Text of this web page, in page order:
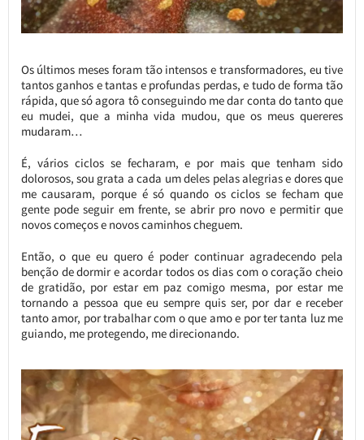
Os últimos meses foram tão intensos e transformadores, eu tive
tantos ganhos e tantas e profundas perdas, e tudo de forma tão
rápida, que só agora tô conseguindo me dar conta do tanto que
eu mudei, que a minha vida mudou, que os meus quereres
mudaram…
É, vários ciclos se fecharam, e por mais que tenham sido
dolorosos, sou grata a cada um deles pelas alegrias e dores que
me causaram, porque é só quando os ciclos se fecham que
gente pode seguir em frente, se abrir pro novo e permitir que
novos começos e novos caminhos cheguem.
Então, o que eu quero é poder continuar agradecendo pela
benção de dormir e acordar todos os dias com o coração cheio
de gratidão, por estar em paz comigo mesma, por estar me
tornando a pessoa que eu sempre quis ser, por dar e receber
tanto amor, por trabalhar com o que amo e por ter tanta luz me
guiando, me protegendo, me direcionando.